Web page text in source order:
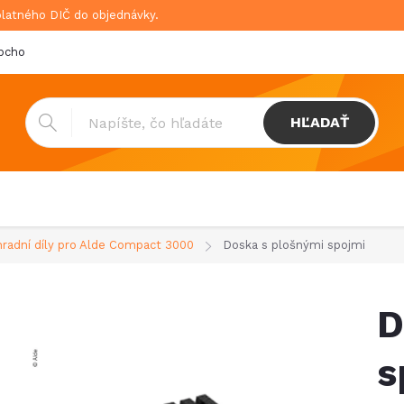
DIČ do objednávky.
podmienky
HĽADAŤ
díly pro Alde Compact 3000 Doska s plošnými spojmi